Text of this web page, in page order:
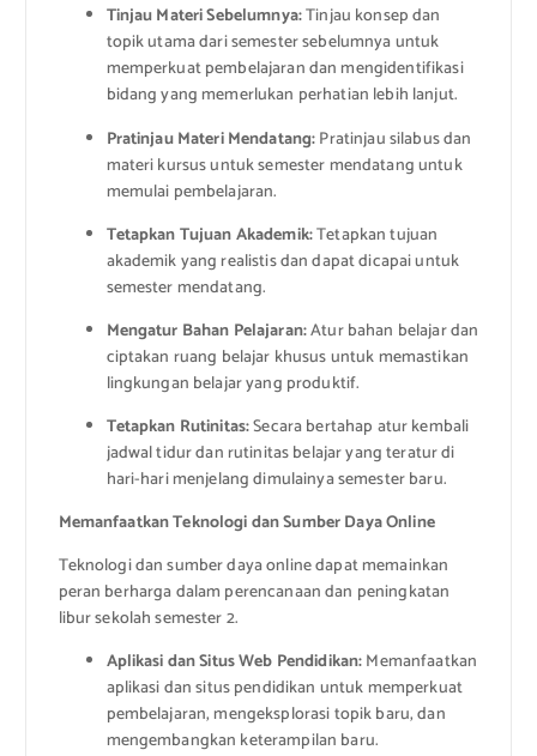
Tinjau Materi Sebelumnya:Tinjau konsep dan
topik utama dari semester sebelumnya untuk
memperkuat pembelajaran dan mengidentifikasi
bidang yang memerlukan perhatian lebih lanjut.
Pratinjau Materi Mendatang:Pratinjau silabus dan
materi kursus untuk semester mendatang untuk
memulai pembelajaran.
Tetapkan Tujuan Akademik:Tetapkan tujuan
akademik yang realistis dan dapat dicapai untuk
semester mendatang.
Mengatur Bahan Pelajaran:Atur bahan belajar dan
ciptakan ruang belajar khusus untuk memastikan
lingkungan belajar yang produktif.
Tetapkan Rutinitas:Secara bertahap atur kembali
jadwal tidur dan rutinitas belajar yang teratur di
hari-hari menjelang dimulainya semester baru.
Memanfaatkan Teknologi dan Sumber Daya Online
Teknologi dan sumber daya online dapat memainkan
peran berharga dalam perencanaan dan peningkatan
libur sekolah semester 2.
Aplikasi dan Situs Web Pendidikan:Memanfaatkan
aplikasi dan situs pendidikan untuk memperkuat
pembelajaran, mengeksplorasi topik baru, dan
mengembangkan keterampilan baru.